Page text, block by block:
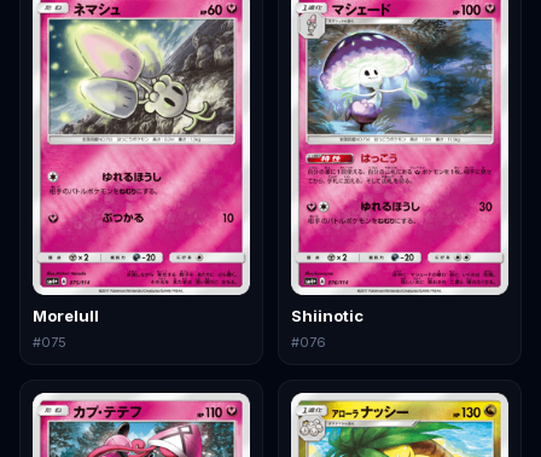
Morelull
#075
Shiinotic
#076